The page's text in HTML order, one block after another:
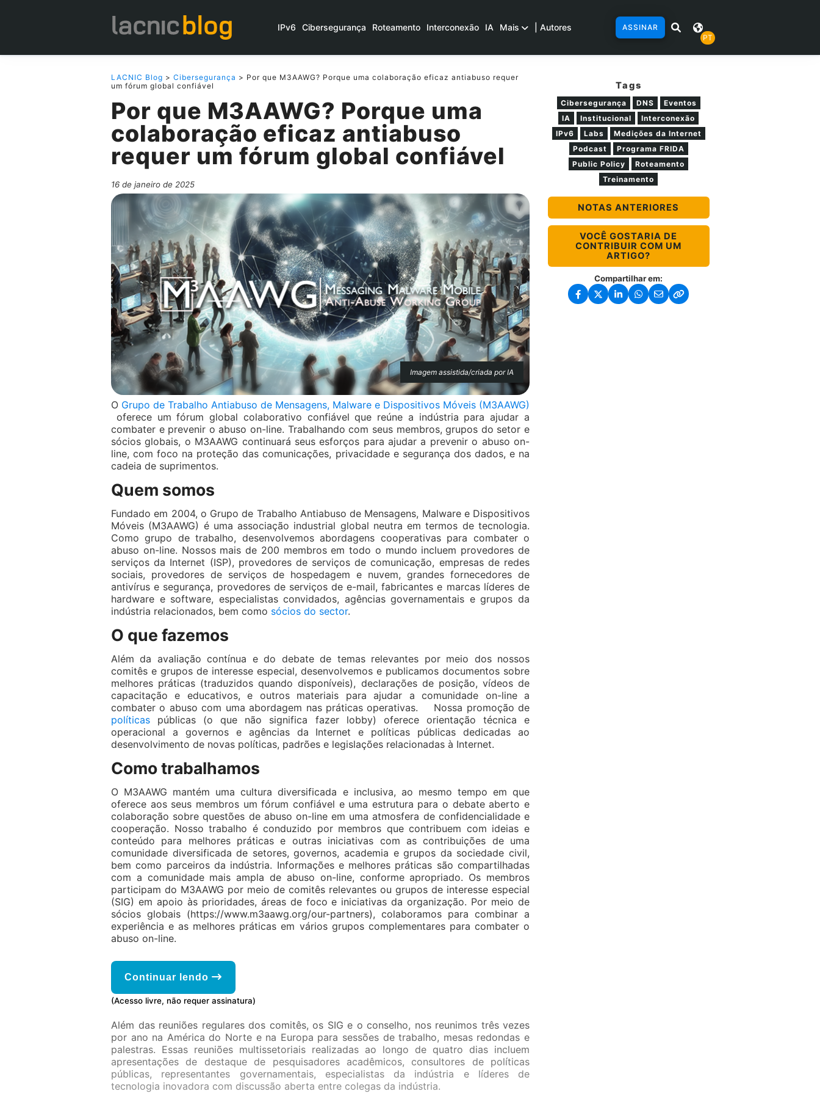
IPv6 Cibersegurança Roteamento Interconexão IA Mais | Autores
ASSINAR
PT
LACNIC Blog > Cibersegurança > Por que M3AAWG? Porque uma colaboração eficaz antiabuso requer
um fórum global confiável
Por que M3AAWG? Porque uma
colaboração eficaz antiabuso
requer um fórum global confiável
16 de janeiro de 2025
Imagem assistida/criada por IA
O Grupo de Trabalho Antiabuso de Mensagens, Malware e Dispositivos Móveis (M3AAWG)
oferece um fórum global colaborativo confiável que reúne a indústria para ajudar a
combater e prevenir o abuso on-line. Trabalhando com seus membros, grupos do setor e
sócios globais, o M3AAWG continuará seus esforços para ajudar a prevenir o abuso on-
line, com foco na proteção das comunicações, privacidade e segurança dos dados, e na
cadeia de suprimentos.
Quem somos
Fundado em 2004, o Grupo de Trabalho Antiabuso de Mensagens, Malware e Dispositivos
Móveis (M3AAWG) é uma associação industrial global neutra em termos de tecnologia.
Como grupo de trabalho, desenvolvemos abordagens cooperativas para combater o
abuso on-line. Nossos mais de 200 membros em todo o mundo incluem provedores de
serviços da Internet (ISP), provedores de serviços de comunicação, empresas de redes
sociais, provedores de serviços de hospedagem e nuvem, grandes fornecedores de
antivírus e segurança, provedores de serviços de e-mail, fabricantes e marcas líderes de
hardware e software, especialistas convidados, agências governamentais e grupos da
indústria relacionados, bem como sócios do sector.
O que fazemos
Além da avaliação contínua e do debate de temas relevantes por meio dos nossos
comitês e grupos de interesse especial, desenvolvemos e publicamos documentos sobre
melhores práticas (traduzidos quando disponíveis), declarações de posição, vídeos de
capacitação e educativos, e outros materiais para ajudar a comunidade on-line a
combater o abuso com uma abordagem nas práticas operativas. Nossa promoção de
políticas públicas (o que não significa fazer lobby) oferece orientação técnica e
operacional a governos e agências da Internet e políticas públicas dedicadas ao
desenvolvimento de novas políticas, padrões e legislações relacionadas à Internet.
Como trabalhamos
O M3AAWG mantém uma cultura diversificada e inclusiva, ao mesmo tempo em que
oferece aos seus membros um fórum confiável e uma estrutura para o debate aberto e
colaboração sobre questões de abuso on-line em uma atmosfera de confidencialidade e
cooperação. Nosso trabalho é conduzido por membros que contribuem com ideias e
conteúdo para melhores práticas e outras iniciativas com as contribuições de uma
comunidade diversificada de setores, governos, academia e grupos da sociedade civil,
bem como parceiros da indústria. Informações e melhores práticas são compartilhadas
com a comunidade mais ampla de abuso on-line, conforme apropriado. Os membros
participam do M3AAWG por meio de comitês relevantes ou grupos de interesse especial
(SIG) em apoio às prioridades, áreas de foco e iniciativas da organização. Por meio de
sócios globais (https://www.m3aawg.org/our-partners), colaboramos para combinar a
experiência e as melhores práticas em vários grupos complementares para combater o
abuso on-line.
Continuar lendo
(Acesso livre, não requer assinatura)
Além das reuniões regulares dos comitês, os SIG e o conselho, nos reunimos três vezes
por ano na América do Norte e na Europa para sessões de trabalho, mesas redondas e
palestras. Essas reuniões multissetoriais realizadas ao longo de quatro dias incluem
apresentações de destaque de pesquisadores acadêmicos, consultores de políticas
públicas, representantes governamentais, especialistas da indústria e líderes de
tecnologia inovadora com discussão aberta entre colegas da indústria.
Tags
Cibersegurança DNS
Eventos
IA
Institucional
Interconexão
IPv6
Labs
Medições da Internet
Podcast
Programa FRIDA
Public Policy
Roteamento
Treinamento
NOTAS ANTERIORES
VOCÊ GOSTARIA DE
CONTRIBUIR COM UM
ARTIGO?
Compartilhar em: